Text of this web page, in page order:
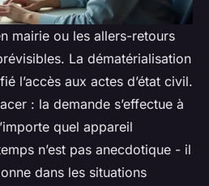
mairie ou les allers-retours
La dématérialisation
l’accès aux actes d’état civil.
: la demande s’effectue à
quel appareil
n’est pas anecdotique - il
dans les situations